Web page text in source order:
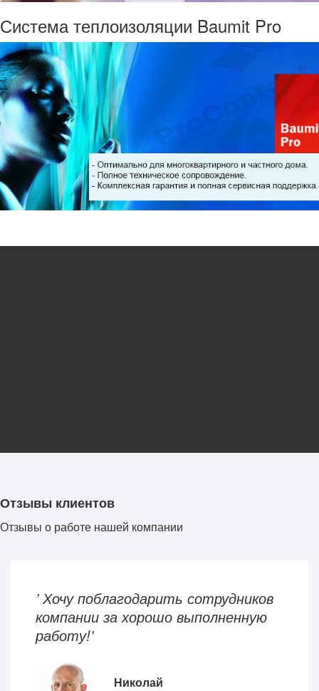
Система теплоизоляции Baumit Pro
Отзывы клиентов
Отзывы о работе нашей компании
’ Хочу поблагодарить сотрудников
компании за хорошо выполненную
работу!’
Николай